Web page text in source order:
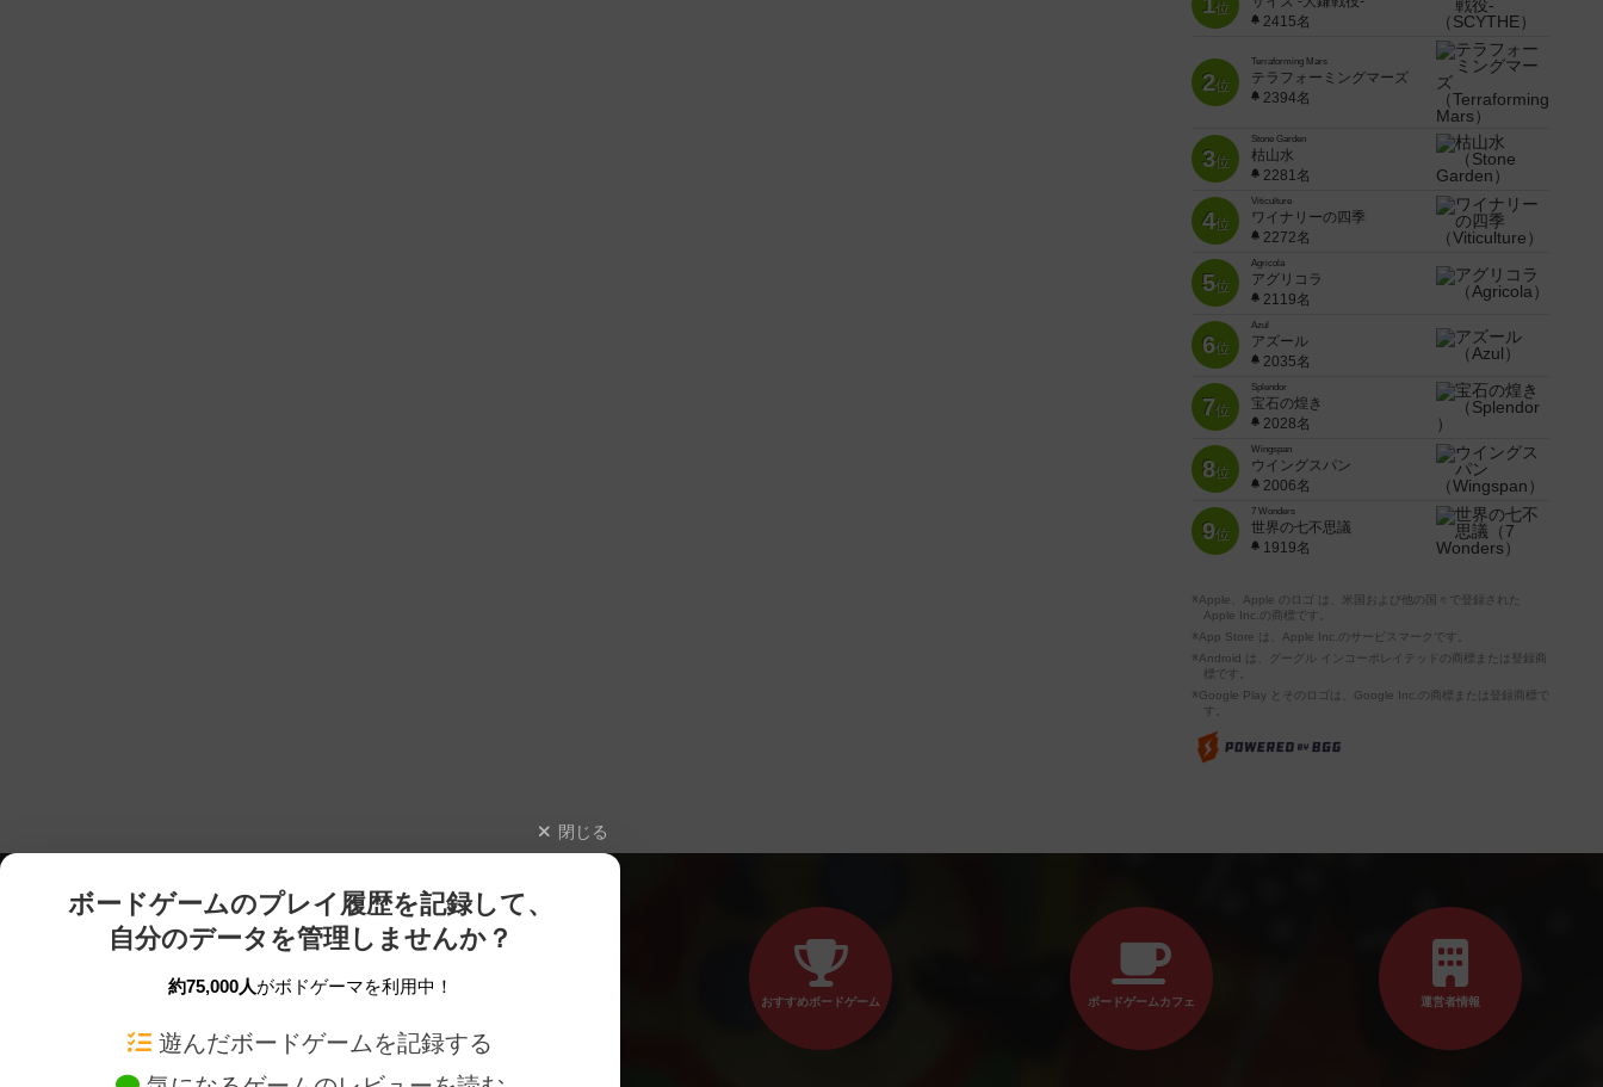
位
2415名
2位
Terraforming Mars
テラフォーミングマーズ
2394名
3位
Stone Garden
枯山水
2281名
4位
Viticulture
ワイナリーの四季
2272名
5位
Agricola
アグリコラ
2119名
6位
Azul
アズール
2035名
7位
Splendor
宝石の煌き
2028名
8位
Wingspan
ウイングスパン
2006名
9位
7 Wonders
世界の七不思議
1919名
※Apple、Apple のロゴ は、米国および他の国々で登録された
Apple Inc.の商標です。
※App Store は、Apple Inc.のサービスマークです。
※Android は、グーグル インコーポレイテッドの商標または登録商
標です。
※Google Play とそのロゴは、Google Inc.の商標または登録商標で
す。
閉じる
ボードゲームのプレイ履歴を記録して、
自分のデータを管理しませんか？
約75,000人がボドゲーマを利用中！
遊んだボードゲームを記録する
おすすめボードゲーム ボードゲームカフェ 運営者情報